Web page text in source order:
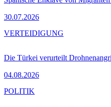
30.07.2026
Die Türkei verurteilt
04.08.2026
VERTEIDIGUNG
POLITIK